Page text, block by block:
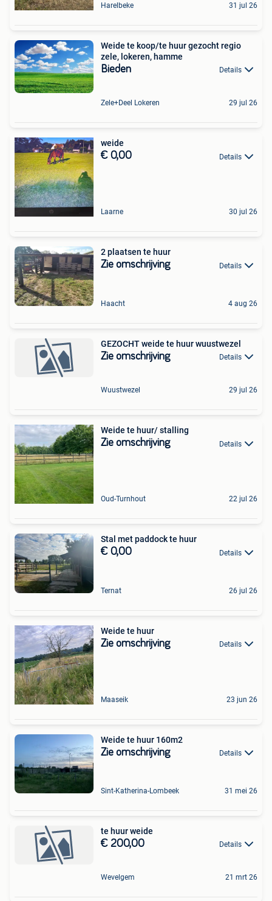
Harelbeke 31 jul 26
Weide te koop/te huur gezocht regio
zele, lokeren, hamme
Bieden Details
Zele+Deel Lokeren 29 jul 26
weide
€ 0,00 Details
Laarne 30 jul 26
2 plaatsen te huur
Zie omschrijving Details
Haacht 4 aug 26
GEZOCHT weide te huur wuustwezel
Zie omschrijving Details
Wuustwezel 29 jul 26
Weide te huur/ stalling
Zie omschrijving Details
Oud-Turnhout 22 jul 26
Stal met paddock te huur
€ 0,00 Details
Ternat 26 jul 26
Weide te huur
Zie omschrijving Details
Maaseik 23 jun 26
Weide te huur 160m2
Zie omschrijving Details
Sint-Katherina-Lombeek 31 mei 26
te huur weide
€ 200,00 Details
Wevelgem 21 mrt 26